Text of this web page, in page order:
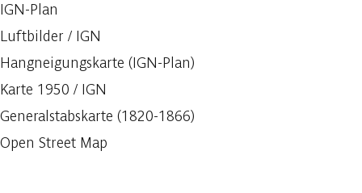
IGN-Plan
Luftbilder / IGN
Hangneigungskarte (IGN-Plan)
Karte 1950 / IGN
Generalstabskarte (1820-1866)
Open Street Map